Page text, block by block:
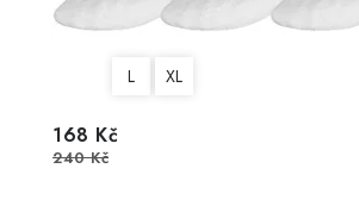
L XL
168 Kč
240 Kč